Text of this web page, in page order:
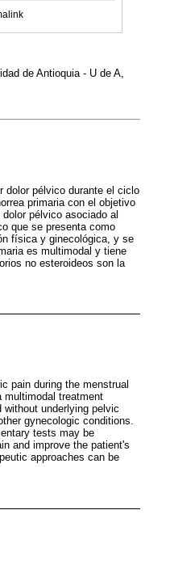
de Antioquia - U de A,
dolor pélvico durante el ciclo
primaria con el objetivo
pélvico asociado al
que se presenta como
física y ginecológica, y se
es multimodal y tiene
no esteroideos son la
pain during the menstrual
treatment
underlying pelvic
gynecologic conditions.
tests may be
and improve the patient's
approaches can be